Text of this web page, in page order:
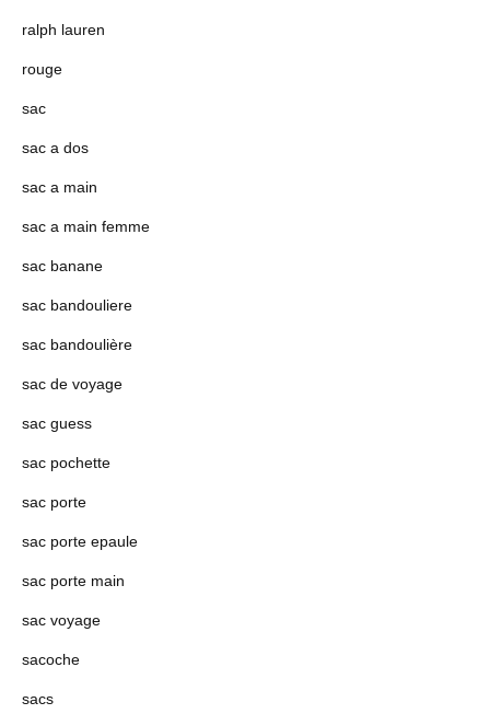
ralph lauren
rouge
sac
sac a dos
sac a main
sac a main femme
sac banane
sac bandouliere
sac bandoulière
sac de voyage
sac guess
sac pochette
sac porte
sac porte epaule
sac porte main
sac voyage
sacoche
sacs